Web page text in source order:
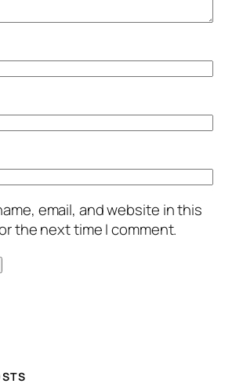
email, and website in this
the next time I comment.